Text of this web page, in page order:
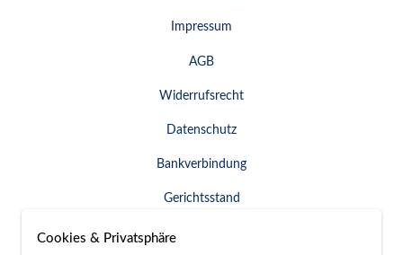
Impressum
AGB
Widerrufsrecht
Datenschutz
Bankverbindung
Gerichtsstand
Widerruf erklären
Cookies & Privatsphäre